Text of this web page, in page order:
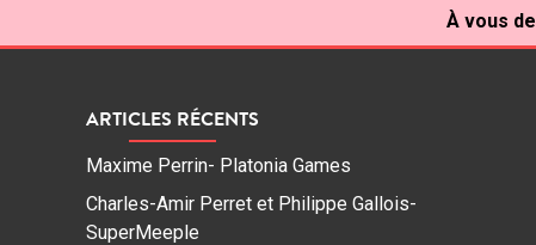
À vous
ARTICLES RÉCENTS
Maxime Perrin- Platonia Games
Charles-Amir Perret et Philippe Gallois-
SuperMeeple